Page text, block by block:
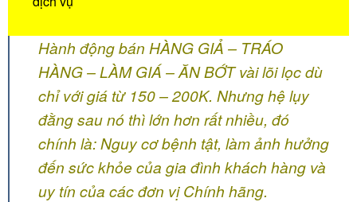
Hành động bán HÀNG GIẢ – TRÁO
HÀNG – LÀM GIÁ – ĂN BỚT vài lõi lọc dù
chỉ với giá từ 150 – 200K. Nhưng hệ lụy
đằng sau nó thì lớn hơn rất nhiều, đó
chính là: Nguy cơ bệnh tật, làm ảnh hưởng
đến sức khỏe của gia đình khách hàng và
uy tín của các đơn vị Chính hãng.